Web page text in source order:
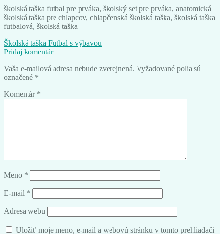
školská taška futbal pre prváka, školský set pre prváka, anatomická
školská taška pre chlapcov, chlapčenská školská taška, školská taška
futbalová, školská taška
Navigácia
v
článku
Predchádzajúci
článok:
Školská taška Futbal s výbavou
Pridaj komentár
Vaša e-mailová adresa nebude zverejnená. Vyžadované polia sú
označené *
Komentár *
Meno *
E-mail *
Adresa webu
Uložiť moje meno, e-mail a webovú stránku v tomto prehliadači